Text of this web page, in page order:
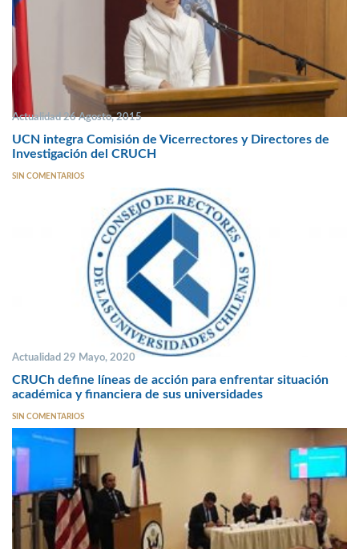
Actualidad 26 Agosto, 2015
UCN integra Comisión de Vicerrectores y Directores de
Investigación del CRUCH
SIN COMENTARIOS
Actualidad 29 Mayo, 2020
CRUCh define líneas de acción para enfrentar situación
académica y financiera de sus universidades
SIN COMENTARIOS